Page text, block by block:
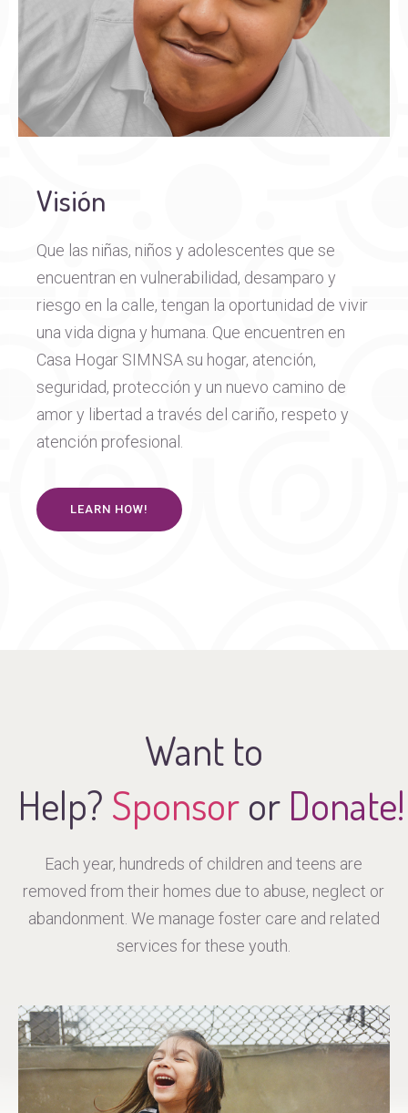
Visión
Que las niñas, niños y adolescentes que se
encuentran en vulnerabilidad, desamparo y
riesgo en la calle, tengan la oportunidad de vivir
una vida digna y humana. Que encuentren en
Casa Hogar SIMNSA su hogar, atención,
seguridad, protección y un nuevo camino de
amor y libertad a través del cariño, respeto y
atención profesional.
LEARN HOW!
Want to
Help? Sponsor or Donate!
Each year, hundreds of children and teens are
removed from their homes due to abuse, neglect or
abandonment. We manage foster care and related
services for these youth.